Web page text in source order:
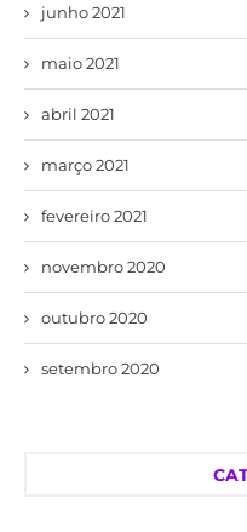
junho 2021
maio 2021
abril 2021
março 2021
fevereiro 2021
novembro 2020
outubro 2020
setembro 2020